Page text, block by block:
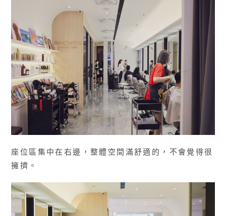
座位區集中在右邊，整體空間滿舒適的，不會覺得很
擁擠。